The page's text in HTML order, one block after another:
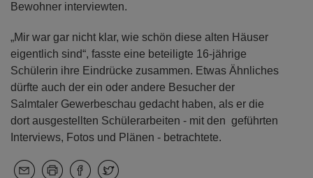
Bewohner interviewten.
„Mir war gar nicht klar, wie schön diese alten Häuser
eigentlich sind“, fasste eine beteiligte 16-jährige
Schülerin ihre Eindrücke zusammen. Etwas Ähnliches
dürfte auch der ein oder andere Besucher der
Salmtaler Gewerbeschau gedacht haben, als er die
dort ausgestellten Schülerarbeiten - mit den geführten
Interviews, Fotos und Plänen - betrachtete.